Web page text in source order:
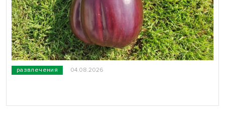
развлечения 04.08.2026